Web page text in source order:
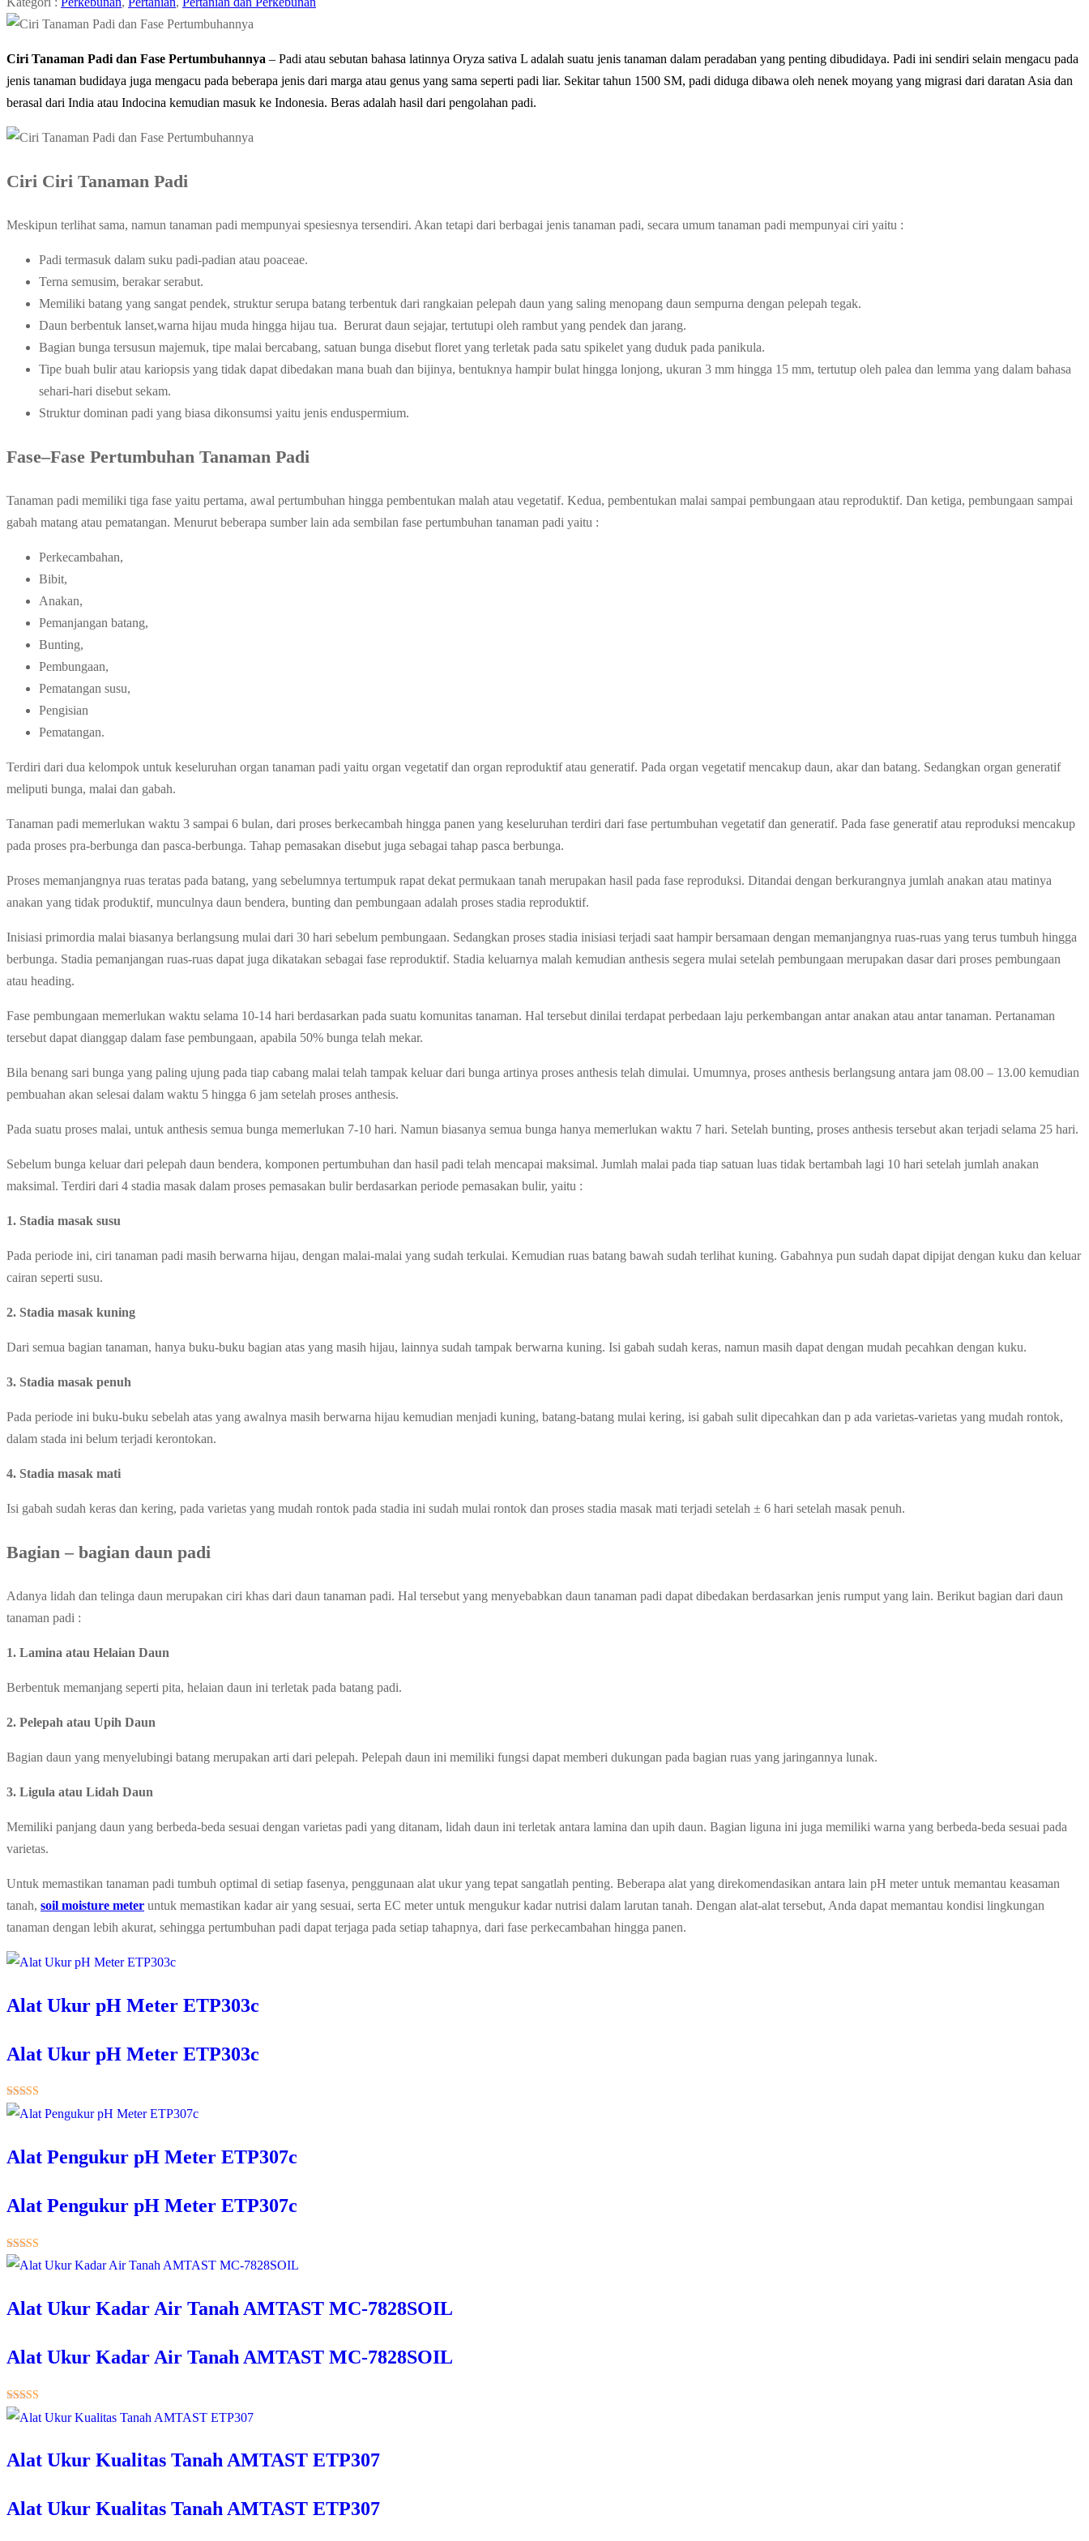
Ciri Tanaman Padi dan Fase Pertumbuhannya – Padi atau sebutan bahasa latinnya Oryza sativa L adalah suatu jenis tanaman dalam peradaban yang penting dibudidaya. Padi ini sendiri selain mengacu pada
jenis tanaman budidaya juga mengacu pada beberapa jenis dari marga atau genus yang sama seperti padi liar. Sekitar tahun 1500 SM, padi diduga dibawa oleh nenek moyang yang migrasi dari daratan Asia dan
berasal dari India atau Indocina kemudian masuk ke Indonesia. Beras adalah hasil dari pengolahan padi.
Ciri Ciri Tanaman Padi
Meskipun terlihat sama, namun tanaman padi mempunyai spesiesnya tersendiri. Akan tetapi dari berbagai jenis tanaman padi, secara umum tanaman padi mempunyai ciri yaitu :
Padi termasuk dalam suku padi-padian atau poaceae.
Terna semusim, berakar serabut.
Memiliki batang yang sangat pendek, struktur serupa batang terbentuk dari rangkaian pelepah daun yang saling menopang daun sempurna dengan pelepah tegak.
Daun berbentuk lanset,warna hijau muda hingga hijau tua. Berurat daun sejajar, tertutupi oleh rambut yang pendek dan jarang.
Bagian bunga tersusun majemuk, tipe malai bercabang, satuan bunga disebut floret yang terletak pada satu spikelet yang duduk pada panikula.
Tipe buah bulir atau kariopsis yang tidak dapat dibedakan mana buah dan bijinya, bentuknya hampir bulat hingga lonjong, ukuran 3 mm hingga 15 mm, tertutup oleh palea dan lemma yang dalam bahasa
sehari-hari disebut sekam.
Struktur dominan padi yang biasa dikonsumsi yaitu jenis enduspermium.
Fase–Fase Pertumbuhan Tanaman Padi
Tanaman padi memiliki tiga fase yaitu pertama, awal pertumbuhan hingga pembentukan malah atau vegetatif. Kedua, pembentukan malai sampai pembungaan atau reproduktif. Dan ketiga, pembungaan sampai
gabah matang atau pematangan. Menurut beberapa sumber lain ada sembilan fase pertumbuhan tanaman padi yaitu :
Perkecambahan,
Bibit,
Anakan,
Pemanjangan batang,
Bunting,
Pembungaan,
Pematangan susu,
Pengisian
Pematangan.
Terdiri dari dua kelompok untuk keseluruhan organ tanaman padi yaitu organ vegetatif dan organ reproduktif atau generatif. Pada organ vegetatif mencakup daun, akar dan batang. Sedangkan organ generatif
meliputi bunga, malai dan gabah.
Tanaman padi memerlukan waktu 3 sampai 6 bulan, dari proses berkecambah hingga panen yang keseluruhan terdiri dari fase pertumbuhan vegetatif dan generatif. Pada fase generatif atau reproduksi mencakup
pada proses pra-berbunga dan pasca-berbunga. Tahap pemasakan disebut juga sebagai tahap pasca berbunga.
Proses memanjangnya ruas teratas pada batang, yang sebelumnya tertumpuk rapat dekat permukaan tanah merupakan hasil pada fase reproduksi. Ditandai dengan berkurangnya jumlah anakan atau matinya
anakan yang tidak produktif, munculnya daun bendera, bunting dan pembungaan adalah proses stadia reproduktif.
Inisiasi primordia malai biasanya berlangsung mulai dari 30 hari sebelum pembungaan. Sedangkan proses stadia inisiasi terjadi saat hampir bersamaan dengan memanjangnya ruas-ruas yang terus tumbuh hingga
berbunga. Stadia pemanjangan ruas-ruas dapat juga dikatakan sebagai fase reproduktif. Stadia keluarnya malah kemudian anthesis segera mulai setelah pembungaan merupakan dasar dari proses pembungaan
atau heading.
Fase pembungaan memerlukan waktu selama 10-14 hari berdasarkan pada suatu komunitas tanaman. Hal tersebut dinilai terdapat perbedaan laju perkembangan antar anakan atau antar tanaman. Pertanaman
tersebut dapat dianggap dalam fase pembungaan, apabila 50% bunga telah mekar.
Bila benang sari bunga yang paling ujung pada tiap cabang malai telah tampak keluar dari bunga artinya proses anthesis telah dimulai. Umumnya, proses anthesis berlangsung antara jam 08.00 – 13.00 kemudian
pembuahan akan selesai dalam waktu 5 hingga 6 jam setelah proses anthesis.
Pada suatu proses malai, untuk anthesis semua bunga memerlukan 7-10 hari. Namun biasanya semua bunga hanya memerlukan waktu 7 hari. Setelah bunting, proses anthesis tersebut akan terjadi selama 25 hari.
Sebelum bunga keluar dari pelepah daun bendera, komponen pertumbuhan dan hasil padi telah mencapai maksimal. Jumlah malai pada tiap satuan luas tidak bertambah lagi 10 hari setelah jumlah anakan
maksimal. Terdiri dari 4 stadia masak dalam proses pemasakan bulir berdasarkan periode pemasakan bulir, yaitu :
1. Stadia masak susu
Pada periode ini, ciri tanaman padi masih berwarna hijau, dengan malai-malai yang sudah terkulai. Kemudian ruas batang bawah sudah terlihat kuning. Gabahnya pun sudah dapat dipijat dengan kuku dan keluar
cairan seperti susu.
2. Stadia masak kuning
Dari semua bagian tanaman, hanya buku-buku bagian atas yang masih hijau, lainnya sudah tampak berwarna kuning. Isi gabah sudah keras, namun masih dapat dengan mudah pecahkan dengan kuku.
3. Stadia masak penuh
Pada periode ini buku-buku sebelah atas yang awalnya masih berwarna hijau kemudian menjadi kuning, batang-batang mulai kering, isi gabah sulit dipecahkan dan p ada varietas-varietas yang mudah rontok,
dalam stada ini belum terjadi kerontokan.
4. Stadia masak mati
Isi gabah sudah keras dan kering, pada varietas yang mudah rontok pada stadia ini sudah mulai rontok dan proses stadia masak mati terjadi setelah ± 6 hari setelah masak penuh.
Bagian – bagian daun padi
Adanya lidah dan telinga daun merupakan ciri khas dari daun tanaman padi. Hal tersebut yang menyebabkan daun tanaman padi dapat dibedakan berdasarkan jenis rumput yang lain. Berikut bagian dari daun
tanaman padi :
1. Lamina atau Helaian Daun
Berbentuk memanjang seperti pita, helaian daun ini terletak pada batang padi.
2. Pelepah atau Upih Daun
Bagian daun yang menyelubingi batang merupakan arti dari pelepah. Pelepah daun ini memiliki fungsi dapat memberi dukungan pada bagian ruas yang jaringannya lunak.
3. Ligula atau Lidah Daun
Memiliki panjang daun yang berbeda-beda sesuai dengan varietas padi yang ditanam, lidah daun ini terletak antara lamina dan upih daun. Bagian liguna ini juga memiliki warna yang berbeda-beda sesuai pada
varietas.
Untuk memastikan tanaman padi tumbuh optimal di setiap fasenya, penggunaan alat ukur yang tepat sangatlah penting. Beberapa alat yang direkomendasikan antara lain pH meter untuk memantau keasaman
tanah, soil moisture meter untuk memastikan kadar air yang sesuai, serta EC meter untuk mengukur kadar nutrisi dalam larutan tanah. Dengan alat-alat tersebut, Anda dapat memantau kondisi lingkungan
tanaman dengan lebih akurat, sehingga pertumbuhan padi dapat terjaga pada setiap tahapnya, dari fase perkecambahan hingga panen.
Alat Ukur pH Meter ETP303c
Alat Ukur pH Meter ETP303c
★★★★★
Alat Pengukur pH Meter ETP307c
Alat Pengukur pH Meter ETP307c
★★★★★
Alat Ukur Kadar Air Tanah AMTAST MC-7828SOIL
Alat Ukur Kadar Air Tanah AMTAST MC-7828SOIL
★★★★★
Alat Ukur Kualitas Tanah AMTAST ETP307
Alat Ukur Kualitas Tanah AMTAST ETP307